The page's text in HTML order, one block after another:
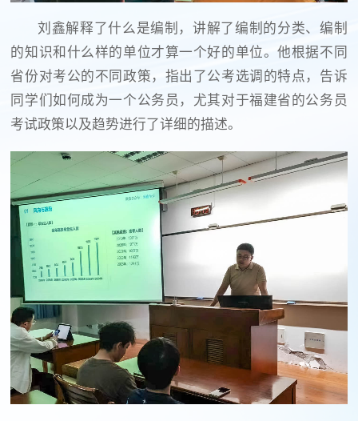
刘鑫解释了什么是编制，讲解了编制的分类、编制
的知识和什么样的单位才算一个好的单位。他根据不同
省份对考公的不同政策，指出了公考选调的特点，告诉
同学们如何成为一个公务员，尤其对于福建省的公务员
考试政策以及趋势进行了详细的描述。